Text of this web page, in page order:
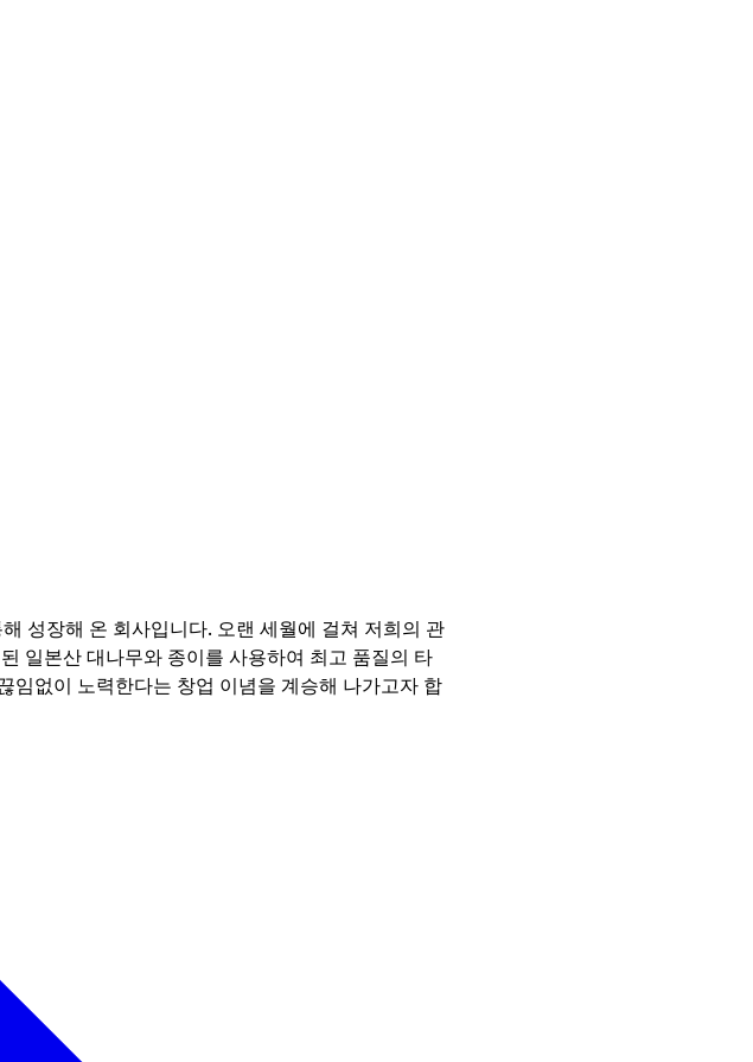
성장해 온 회사입니다. 오랜 세월에 걸쳐 저희의 관
일본산 대나무와 종이를 사용하여 최고 품질의 타
임없이 노력한다는 창업 이념을 계승해 나가고자 합